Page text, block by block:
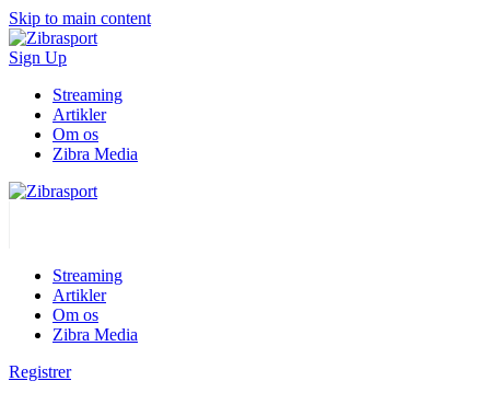
Skip to main content
Sign Up
Streaming
Artikler
Om os
Zibra Media
Streaming
Artikler
Om os
Zibra Media
Registrer